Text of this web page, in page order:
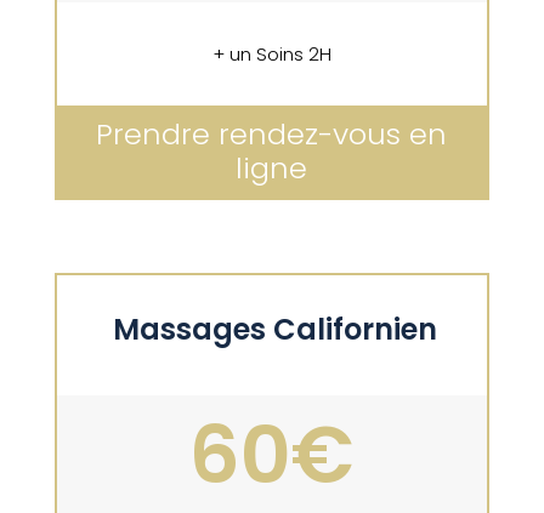
+ un Soins 2H
Prendre rendez-vous en
ligne
Massages Californien
60€